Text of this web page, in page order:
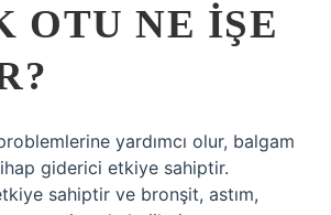
OTU NE IŞE
yardımcı olur, balgam
giderici etkiye sahiptir.
sahiptir ve bronşit, astım,